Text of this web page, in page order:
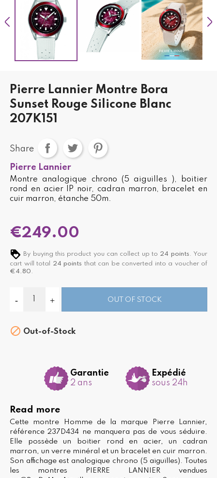
Pierre Lannier Montre Bora
Sunset Rouge Silicone Blanc
207K151
Share
Pierre Lannier
Montre analogique chrono (5 aiguilles ), boitier
rond en acier IP noir, cadran marron, bracelet en
cuir marron, étanche 50m.
€249.00
By buying this product you can collect up to 24 points . Your
cart will total
24 points that can be converted into a voucher of
€4.80 .
OUT OF STOCK
 Out-of-Stock
Garantie
2 ans
Expédié
sous 24h
Read more
Cette montre Homme de la marque Pierre Lannier,
référence 237D434 ne manquera pas de vous séduire.
Elle possède un boitier rond en acier, un cadran
marron, un verre minéral et un bracelet en cuir marron.
Son affichage est analogique chrono (5 aiguilles). Toutes
les montres PIERRE LANNIER vendues